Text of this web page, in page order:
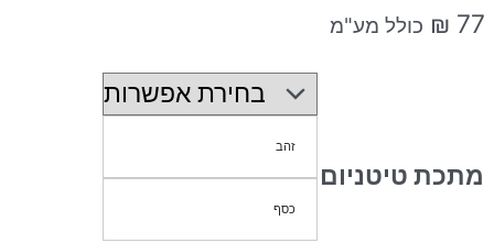
₪ 77 כולל מע"מ
מתכת טיטניום
זהב
כסף